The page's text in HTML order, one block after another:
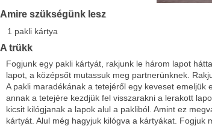
Del.icio.us
Amire szükségünk lesz
1 pakli kártya
A trükk
Fogjunk egy pakli kártyát, rakjunk le három lapot
lapot, a középsőt mutassuk meg partnerünknek.
A pakli maradékának a tetejéről egy keveset emeljük
annak a tetejére kezdjük fel visszarakni a lerakott
kicsit kilógjanak a lapok alul a pakliból. Amint ez
kártyát. Alul még hagyjuk kilógva a kártyákat. Fogjuk